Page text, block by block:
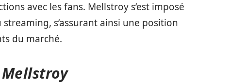
avec les fans. Mellstroy s’est imposé
s’assurant ainsi une position
du marché.